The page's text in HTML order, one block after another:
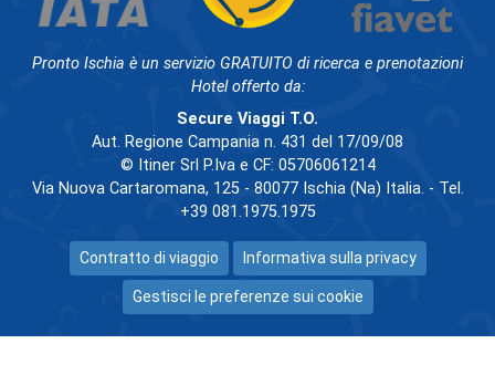
Pronto Ischia è un servizio GRATUITO di ricerca e prenotazioni
Hotel offerto da:
Secure Viaggi T.O.
Aut. Regione Campania n. 431 del 17/09/08
© Itiner Srl P.Iva e CF: 05706061214
Via Nuova Cartaromana, 125 - 80077 Ischia (Na) Italia. - Tel.
+39 081.1975.1975
Contratto di viaggio Informativa sulla privacy
Gestisci le preferenze sui cookie